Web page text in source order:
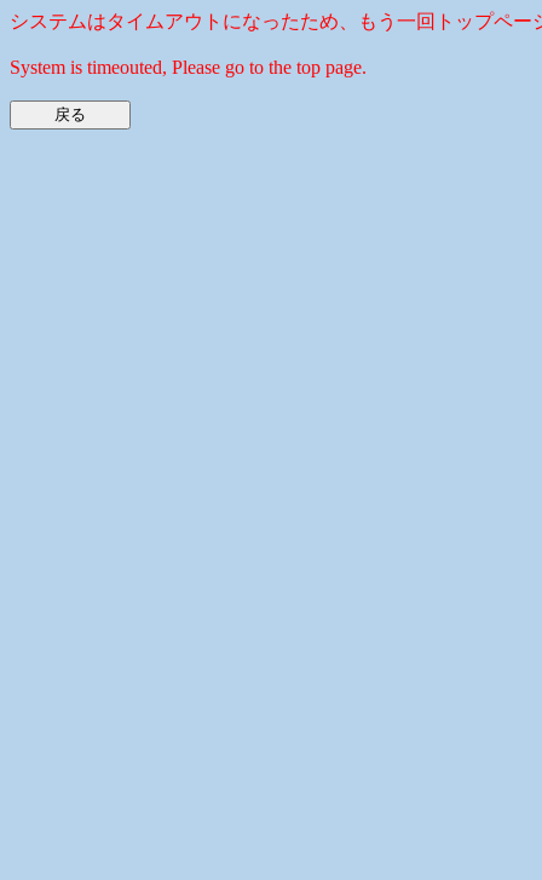
システムはタイムアウトになったため、もう一回トップペー
System is timeouted, Please go to the top page.